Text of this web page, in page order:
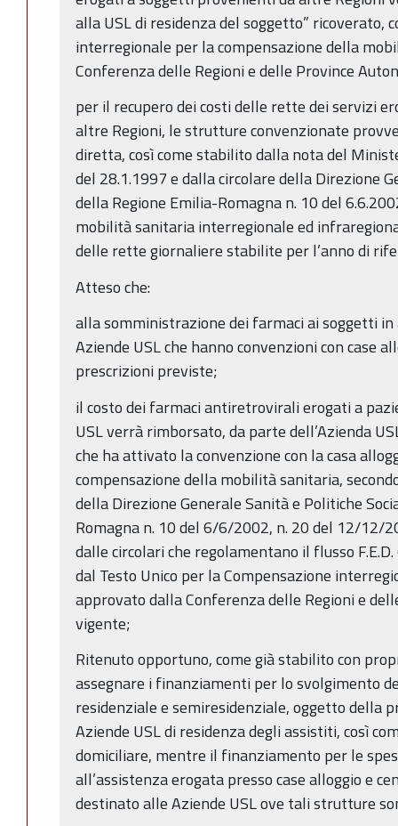
alla USL di residenza del soggetto” ricoverato,
interregionale per la compensazione della
Conferenza delle Regioni e delle Province
per il recupero dei costi delle rette dei servizi
altre Regioni, le strutture convenzionate
diretta, così come stabilito dalla nota del
del 28.1.1997 e dalla circolare della Direzione
della Regione Emilia-Romagna n. 10 del
mobilità sanitaria interregionale ed
delle rette giornaliere stabilite per l’anno di
Atteso che:
alla somministrazione dei farmaci ai soggetti
Aziende USL che hanno convenzioni con case
prescrizioni previste;
il costo dei farmaci antiretrovirali erogati a
USL verrà rimborsato, da parte dell’Azienda
che ha attivato la convenzione con la casa
compensazione della mobilità sanitaria,
della Direzione Generale Sanità e Politiche
Romagna n. 10 del 6/6/2002, n. 20 del 12/12/
dalle circolari che regolamentano il flusso
dal Testo Unico per la Compensazione
approvato dalla Conferenza delle Regioni e
vigente;
Ritenuto opportuno, come già stabilito con
assegnare i finanziamenti per lo svolgimento
residenziale e semiresidenziale, oggetto della
Aziende USL di residenza degli assistiti, così
domiciliare, mentre il finanziamento per le
all’assistenza erogata presso case alloggio e
destinato alle Aziende USL ove tali strutture